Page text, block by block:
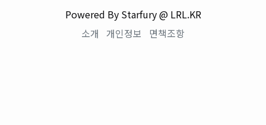
Powered By Starfury @ LRL.KR
소개 개인정보 면책조항